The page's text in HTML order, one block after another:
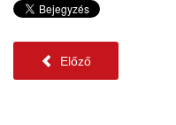
Előző